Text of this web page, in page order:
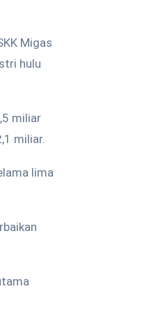
Migas
hulu
miliar
miliar.
lima